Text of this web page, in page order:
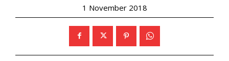
1 November 2018